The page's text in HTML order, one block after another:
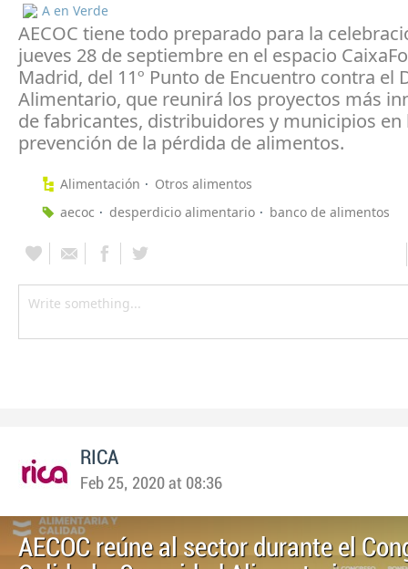
A en Verde
AECOC tiene todo preparado para la
jueves 28 de septiembre en el espacio
Madrid, del 11º Punto de Encuentro contra el
Alimentario, que reunirá los proyectos más
de fabricantes, distribuidores y municipios en
prevención de la pérdida de alimentos.
Alimentación
Otros alimentos
aecoc
desperdicio alimentario banco de alimentos
RICA
Feb 25, 2020 at 08:36
AECOC reúne al sector durante el